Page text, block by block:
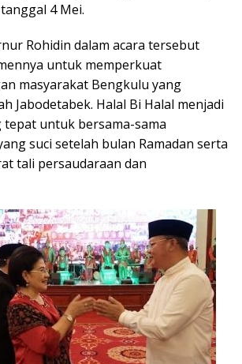
4 Mei.
Rohidin dalam acara tersebut
untuk memperkuat
masyarakat Bengkulu yang
Jabodetabek. Halal Bi Halal menjadi
tepat untuk bersama-sama
suci setelah bulan Ramadan serta
tali persaudaraan dan